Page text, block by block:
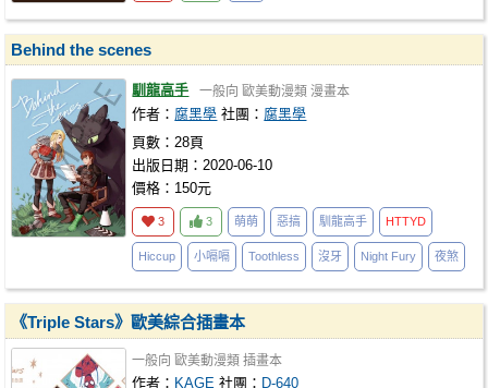
Behind the scenes
馴龍高手 一般向 歐美動漫類 漫畫本
作者： 腐黑學 社團： 腐黑學
頁數：28頁
出版日期：2020-06-10
價格：150元
3 3 萌萌 惡搞 馴龍高手 HTTYD
Hiccup 小嗝嗝 Toothless 沒牙 Night Fury 夜煞
《Triple Stars》歐美綜合插畫本
一般向 歐美動漫類 插畫本
作者： KAGE 社團： D-640